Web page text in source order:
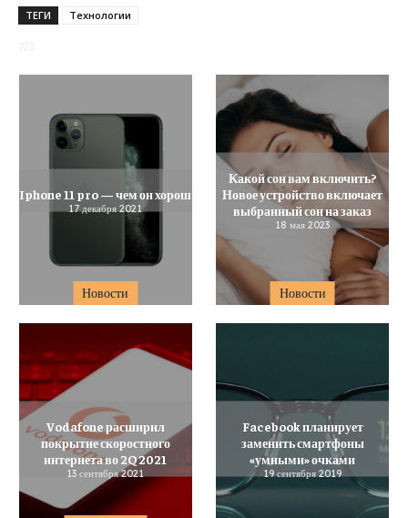
ТЕГИ Технологии
Новости
Iphone 11 pro — чем он хорош
17 декабря 2021
Новости
Какой сон вам включить?
Новое устройство включает
выбранный сон на заказ
18 мая 2023
Vodafone расширил
покрытие скоростного
интернета во 2Q 2021
13 сентября 2021
Facebook планирует
заменить смартфоны
«умными» очками
19 сентября 2019